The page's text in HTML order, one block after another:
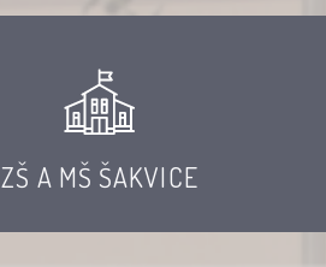
ZŠ A MŠ ŠAKVICE